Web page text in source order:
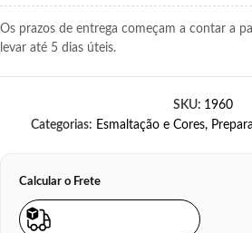
Os prazos de entrega começam a contar a
levar até 5 dias úteis.
SKU: 1960
Categorias: Esmaltação e Cores,
Calcular o Frete